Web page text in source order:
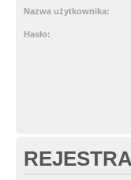
Nazwa użytkownika:
Hasło: